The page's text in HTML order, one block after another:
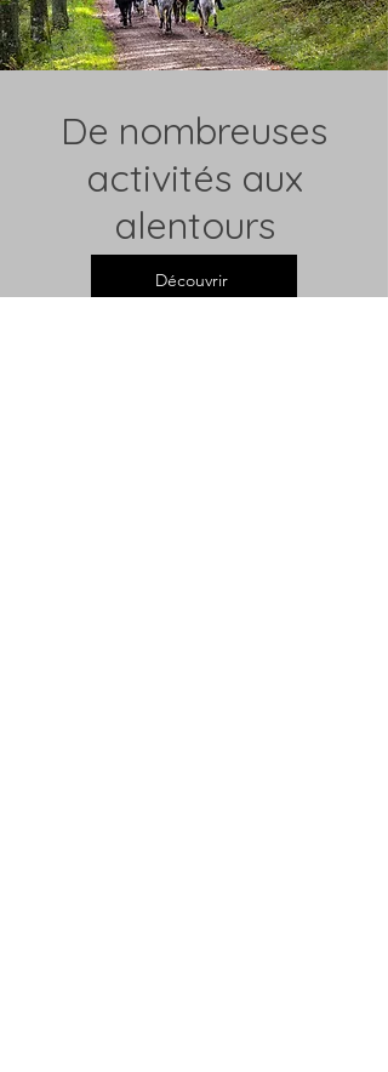
De nombreuses
activités aux
alentours
Découvrir